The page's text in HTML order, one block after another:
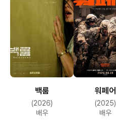
백룸
(2026)
배우
워페어
(2025)
배우